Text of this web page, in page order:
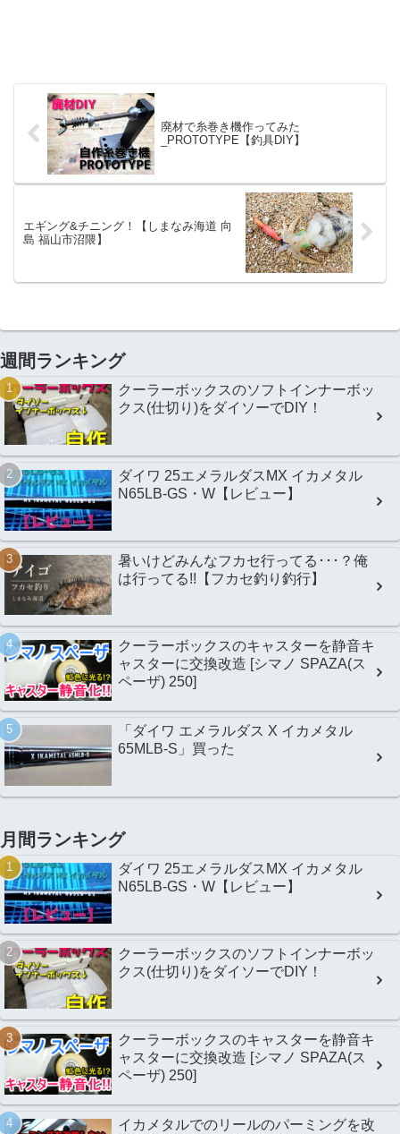
廃材で糸巻き機作ってみた
_PROTOTYPE【釣具DIY】
エギング&チニング！【しまなみ海道 向
島 福山市沼隈】
週間ランキング
クーラーボックスのソフトインナーボッ
クス(仕切り)をダイソーでDIY！
ダイワ 25エメラルダスMX イカメタル
N65LB-GS・W【レビュー】
暑いけどみんなフカセ行ってる･･･？俺
は行ってる!!【フカセ釣り釣行】
クーラーボックスのキャスターを静音キ
ャスターに交換改造 [シマノ SPAZA(ス
ペーザ) 250]
「ダイワ エメラルダス X イカメタル
65MLB-S」買った
月間ランキング
ダイワ 25エメラルダスMX イカメタル
N65LB-GS・W【レビュー】
クーラーボックスのソフトインナーボッ
クス(仕切り)をダイソーでDIY！
クーラーボックスのキャスターを静音キ
ャスターに交換改造 [シマノ SPAZA(ス
ペーザ) 250]
イカメタルでのリールのパーミングを改